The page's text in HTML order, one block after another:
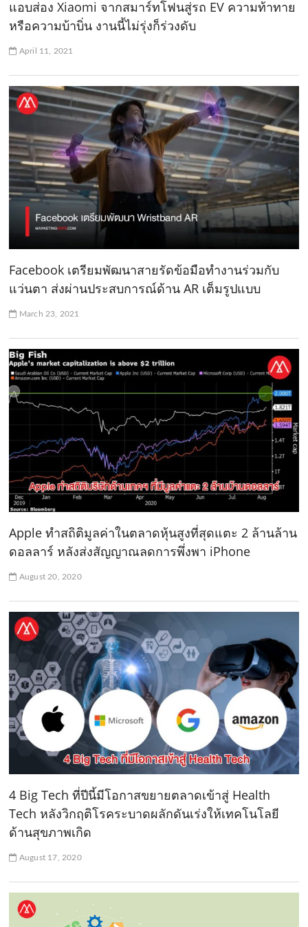
แอบส่อง Xiaomi จากสมาร์ทโฟนสู่รถ EV ความท้าทาย
หรือความบ้าบิ่น งานนี้ไม่รุ่งก็ร่วงดับ
April 11, 2021
Facebook เตรียมพัฒนาสายรัดข้อมือทำงานร่วมกับ
แว่นตา ส่งผ่านประสบการณ์ด้าน AR เต็มรูปแบบ
March 23, 2021
Apple ทำสถิติมูลค่าในตลาดหุ้นสูงที่สุดแตะ 2 ล้านล้าน
ดอลลาร์ หลังส่งสัญญาณลดการพึ่งพา iPhone
August 20, 2020
4 Big Tech ที่ปีนี้มีโอกาสขยายตลาดเข้าสู่ Health
Tech หลังวิกฤติโรคระบาดผลักดันเร่งให้เทคโนโลยี
ด้านสุขภาพเกิด
August 17, 2020